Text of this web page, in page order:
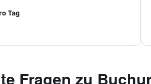
Tag
Fragen zu